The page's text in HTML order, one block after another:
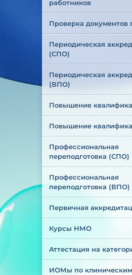
работников
Проверка
Периодическая
(СПО)
Периодическая
(ВПО)
Повышение
Повышение
Профессиональная
переподготовка (СПО)
Профессиональная
переподготовка (ВПО)
Первичная
Курсы НМО
Аттестация на
ИОМы по клиническим